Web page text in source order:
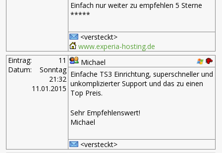
Einfach nur weiter zu empfehlen 5 Sterne
*****
<versteckt>
www.experia-hosting.de
Eintrag:
11
Datum:
Sonntag
21:32
11.01.2015
Michael
Einfache TS3 Einrichtung, superschneller und
unkomplizierter Support und das zu einen
Top Preis.
Sehr Empfehlenswert!
Michael
<versteckt>